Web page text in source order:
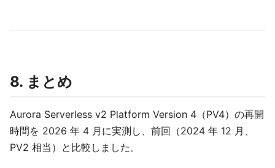
8. まとめ
Aurora Serverless v2 Platform Version 4（PV4）の再開
時間を 2026 年 4 月に実測し、前回（2024 年 12 月、
PV2 相当）と比較しました。